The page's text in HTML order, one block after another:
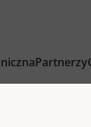
Partnerzy